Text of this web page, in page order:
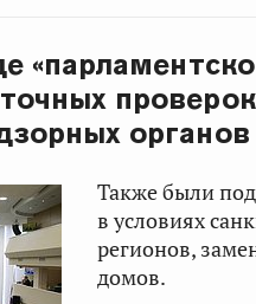
органов
Также были
в условиях
регионов,
домов.